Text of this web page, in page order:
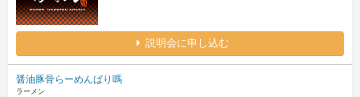
説明会に申し込む
醤油豚骨らーめんばり嗎
ラーメン